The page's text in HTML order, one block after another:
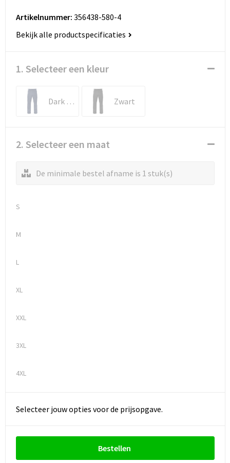
Artikelnummer: 356438-580-4
Bekijk alle productspecificaties
1. Selecteer een kleur
Dark Navy Zwart
2. Selecteer een maat
De minimale bestel afname is 1 stuk(s)
S
M
L
XL
XXL
3XL
4XL
Selecteer jouw opties voor de prijsopgave.
Bestellen